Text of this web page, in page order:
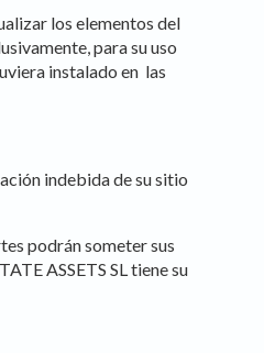
los elementos del
para su uso
instalado en las
indebida de su sitio
podrán someter sus
ASSETS SL tiene su